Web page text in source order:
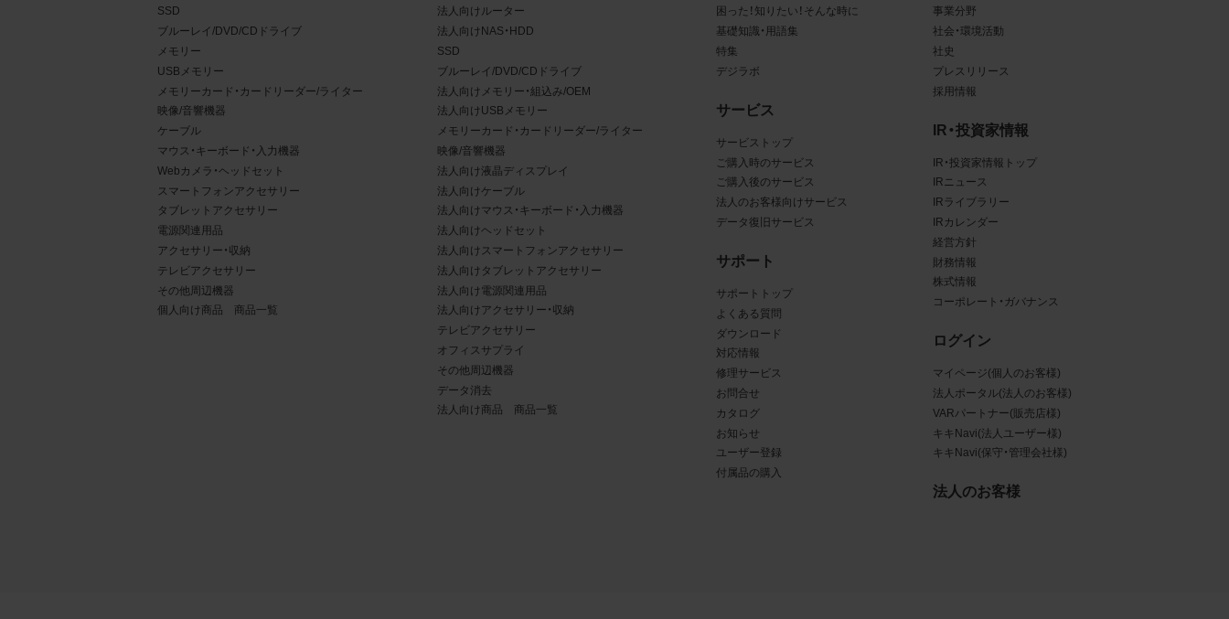
3.遵守事項
お客様は、商品写真データの利用に際し、次の各号に掲げる事項を遵守する
ものとします。
商品写真データの全部又は一部の譲渡、貸与、再利用許諾、改変、著作
権表示の除去等をしないこと
商品写真データに表示されている当社商品についての情報（社名、商
品名等）を併記する等の方法により、商品写真データに表示されてい
る商品が、当社の商品であることを特定できる表示を行うこと
商品写真データに著作権表示、ラベル、商標その他のマークがある場
合、それらを除去しないこと
商品写真データを当社HPのトップページ以外のサイトとのリンクと
して利用しないこと
商品写真データを他社のロゴ又は他社商品等に近づけて掲記するな
どして、当社と提携、協力関係等にあるとの示唆や誤解を生じさせう
る態様の利用を行わないこと
その他、当社の運営するサイトではないと看者が判断することを困難
とするような態様で、商品写真データを利用しないこと
SSD
ブルーレイ/DVD/CDドライブ
メモリー
USBメモリー
メモリーカード・カードリーダー/ライター
映像/音響機器
ケーブル
マウス・キーボード・入力機器
Webカメラ・ヘッドセット
スマートフォンアクセサリー
タブレットアクセサリー
電源関連用品
アクセサリー・収納
テレビアクセサリー
その他周辺機器
個人向け商品 商品一覧
法人向けルーター
法人向けNAS・HDD
SSD
ブルーレイ/DVD/CDドライブ
法人向けメモリー・組込み/OEM
法人向けUSBメモリー
メモリーカード・カードリーダー/ライター
映像/音響機器
法人向け液晶ディスプレイ
法人向けケーブル
法人向けマウス・キーボード・入力機器
法人向けヘッドセット
法人向けスマートフォンアクセサリー
法人向けタブレットアクセサリー
法人向け電源関連用品
法人向けアクセサリー・収納
テレビアクセサリー
オフィスサプライ
その他周辺機器
データ消去
法人向け商品 商品一覧
困った！知りたい！そんな時に
基礎知識・用語集
特集
デジラボ
サービス
サービストップ
ご購入時のサービス
ご購入後のサービス
法人のお客様向けサービス
データ復旧サービス
サポート
サポートトップ
よくある質問
ダウンロード
対応情報
修理サービス
お問合せ
カタログ
お知らせ
ユーザー登録
付属品の購入
事業分野
社会・環境活動
社史
プレスリリース
採用情報
IR・投資家情報
IR・投資家情報トップ
IRニュース
IRライブラリー
IRカレンダー
経営方針
財務情報
株式情報
コーポレート・ガバナンス
ログイン
マイページ(個人のお客様)
法人ポータル(法人のお客様)
VARパートナー(販売店様)
キキNavi(法人ユーザー様)
キキNavi(保守・管理会社様)
法人のお客様